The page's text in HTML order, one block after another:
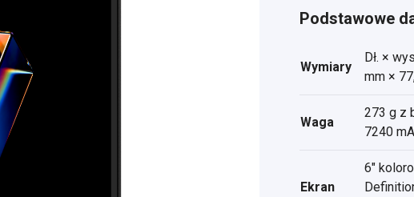
Podstawowe
Wymiary
Dł. ×
mm ×
Waga
273 g z
7240
Ekran
6"